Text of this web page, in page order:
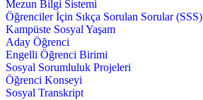
Mezun Bilgi Sistemi
Öğrenciler İçin Sıkça Sorulan Sorular (SSS)
Kampüste Sosyal Yaşam
Aday Öğrenci
Engelli Öğrenci Birimi
Sosyal Sorumluluk Projeleri
Öğrenci Konseyi
Sosyal Transkript